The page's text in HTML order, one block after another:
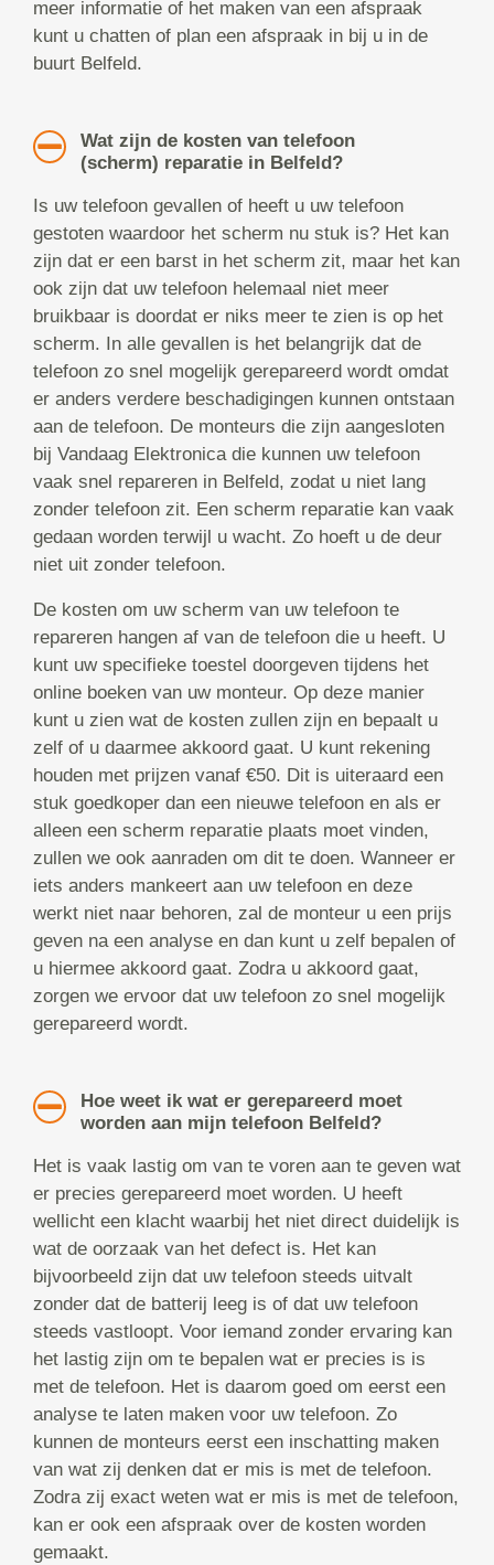
meer informatie of het maken van een afspraak
kunt u chatten of plan een afspraak in bij u in de
buurt Belfeld.
Wat zijn de kosten van telefoon
(scherm) reparatie in Belfeld?
Is uw telefoon gevallen of heeft u uw telefoon
gestoten waardoor het scherm nu stuk is? Het kan
zijn dat er een barst in het scherm zit, maar het kan
ook zijn dat uw telefoon helemaal niet meer
bruikbaar is doordat er niks meer te zien is op het
scherm. In alle gevallen is het belangrijk dat de
telefoon zo snel mogelijk gerepareerd wordt omdat
er anders verdere beschadigingen kunnen ontstaan
aan de telefoon. De monteurs die zijn aangesloten
bij Vandaag Elektronica die kunnen uw telefoon
vaak snel repareren in Belfeld, zodat u niet lang
zonder telefoon zit. Een scherm reparatie kan vaak
gedaan worden terwijl u wacht. Zo hoeft u de deur
niet uit zonder telefoon.
De kosten om uw scherm van uw telefoon te
repareren hangen af van de telefoon die u heeft. U
kunt uw specifieke toestel doorgeven tijdens het
online boeken van uw monteur. Op deze manier
kunt u zien wat de kosten zullen zijn en bepaalt u
zelf of u daarmee akkoord gaat. U kunt rekening
houden met prijzen vanaf €50. Dit is uiteraard een
stuk goedkoper dan een nieuwe telefoon en als er
alleen een scherm reparatie plaats moet vinden,
zullen we ook aanraden om dit te doen. Wanneer er
iets anders mankeert aan uw telefoon en deze
werkt niet naar behoren, zal de monteur u een prijs
geven na een analyse en dan kunt u zelf bepalen of
u hiermee akkoord gaat. Zodra u akkoord gaat,
zorgen we ervoor dat uw telefoon zo snel mogelijk
gerepareerd wordt.
Hoe weet ik wat er gerepareerd moet
worden aan mijn telefoon Belfeld?
Het is vaak lastig om van te voren aan te geven wat
er precies gerepareerd moet worden. U heeft
wellicht een klacht waarbij het niet direct duidelijk is
wat de oorzaak van het defect is. Het kan
bijvoorbeeld zijn dat uw telefoon steeds uitvalt
zonder dat de batterij leeg is of dat uw telefoon
steeds vastloopt. Voor iemand zonder ervaring kan
het lastig zijn om te bepalen wat er precies is is
met de telefoon. Het is daarom goed om eerst een
analyse te laten maken voor uw telefoon. Zo
kunnen de monteurs eerst een inschatting maken
van wat zij denken dat er mis is met de telefoon.
Zodra zij exact weten wat er mis is met de telefoon,
kan er ook een afspraak over de kosten worden
gemaakt.